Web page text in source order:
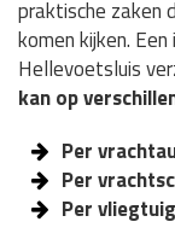
praktische zaken
komen kijken.
Hellevoetsluis
kan op
Per
Per
Per